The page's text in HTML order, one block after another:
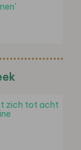
zich tot acht